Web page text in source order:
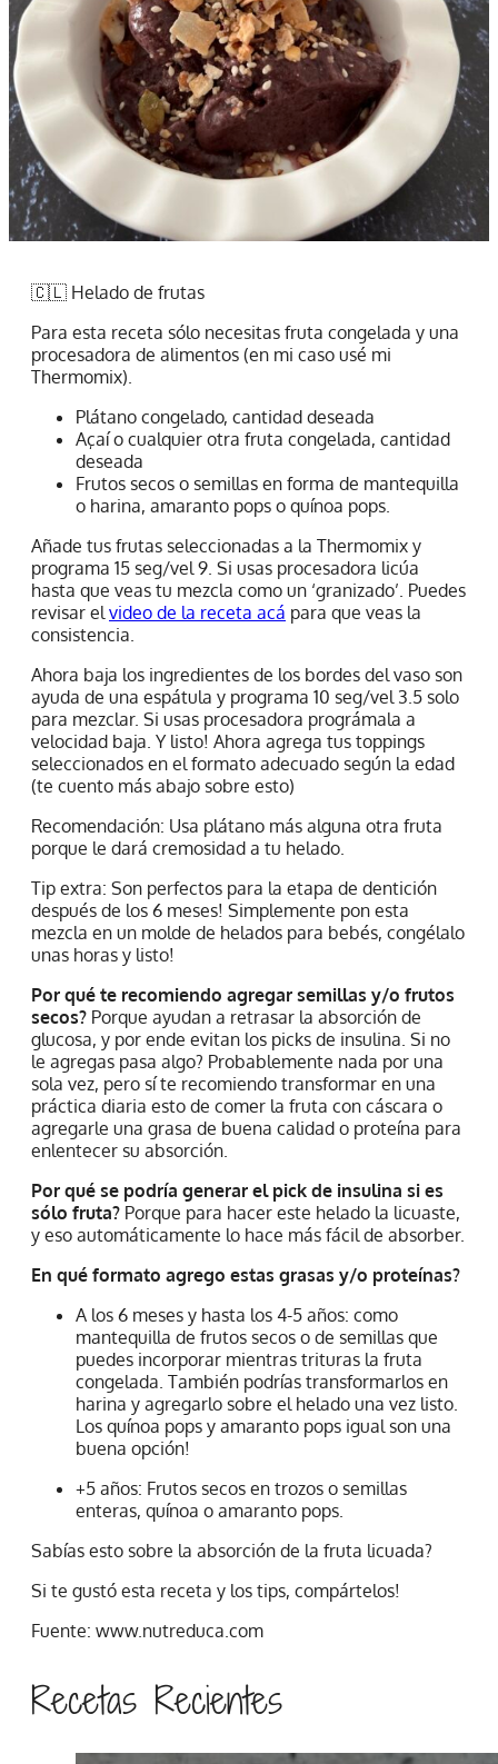
🇨🇱 Helado de frutas
Para esta receta sólo necesitas fruta congelada y una
procesadora de alimentos (en mi caso usé mi
Thermomix).
Plátano congelado, cantidad deseada
Açaí o cualquier otra fruta congelada, cantidad
deseada
Frutos secos o semillas en forma de mantequilla
o harina, amaranto pops o quínoa pops.
Añade tus frutas seleccionadas a la Thermomix y
programa 15 seg/vel 9. Si usas procesadora licúa
hasta que veas tu mezcla como un ‘granizado’. Puedes
revisar elvideo de la receta acá para que veas la
consistencia.
Ahora baja los ingredientes de los bordes del vaso son
ayuda de una espátula y programa 10 seg/vel 3.5 solo
para mezclar. Si usas procesadora prográmala a
velocidad baja. Y listo! Ahora agrega tus toppings
seleccionados en el formato adecuado según la edad
(te cuento más abajo sobre esto)
Recomendación: Usa plátano más alguna otra fruta
porque le dará cremosidad a tu helado.
Tip extra: Son perfectos para la etapa de dentición
después de los 6 meses! Simplemente pon esta
mezcla en un molde de helados para bebés, congélalo
unas horas y listo!
Por qué te recomiendo agregar semillas y/o frutos
secos? Porque ayudan a retrasar la absorción de
glucosa, y por ende evitan los picks de insulina. Si no
le agregas pasa algo? Probablemente nada por una
sola vez, pero sí te recomiendo transformar en una
práctica diaria esto de comer la fruta con cáscara o
agregarle una grasa de buena calidad o proteína para
enlentecer su absorción.
Por qué se podría generar el pick de insulina si es
sólo fruta? Porque para hacer este helado la licuaste,
y eso automáticamente lo hace más fácil de absorber.
En qué formato agrego estas grasas y/o proteínas?
A los 6 meses y hasta los 4-5 años: como
mantequilla de frutos secos o de semillas que
puedes incorporar mientras trituras la fruta
congelada. También podrías transformarlos en
harina y agregarlo sobre el helado una vez listo.
Los quínoa pops y amaranto pops igual son una
buena opción!
+5 años: Frutos secos en trozos o semillas
enteras, quínoa o amaranto pops.
Sabías esto sobre la absorción de la fruta licuada?
Si te gustó esta receta y los tips, compártelos!
Fuente: www.nutreduca.com
Recetas Recientes